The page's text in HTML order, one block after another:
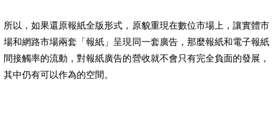
所以，如果還原報紙全版形式，原貌重現在數位市場上，讓實體市
場和網路市場兩套「報紙」呈現同一套廣告，那麼報紙和電子報紙
間接觸率的流動，對報紙廣告的營收就不會只有完全負面的發展，
其中仍有可以作為的空間。